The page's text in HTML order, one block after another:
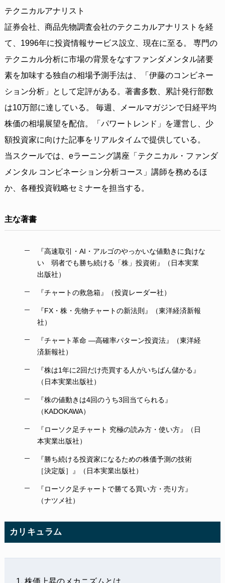
テクニカルアナリスト
証券会社、商品先物調査会社のテクニカルアナリストを経
て、1996年に投資情報サービス設立、現在に至る。 専門の
テクニカル分析に市場の背景をなすファンダメンタル諸要
素を加味する独自の相場予測手法は、「伊藤のコンビネー
ション分析」として定評がある。著書多数、累計発行部数
は10万部に達している。 毎週、メールマガジンで日経平均
株価の相場展望を配信。「パワートレンド」を運営し、少
額投資家に向けた記事をリアルタイムで提供している。
当スクールでは、eラーニング講座「テクニカル・ファンダ
メンタル コンビネーション分析コース」講師を務めるほ
か、各種投資戦略セミナーを担当する。
主な著書
『高速取引・AI・アルゴのやっかいな値動きに負けな
い 弱者でも勝ち続ける「株」投資術』（日本実業
出版社）
『チャートの救急箱』（投資レーダー社）
『FX・株・先物チャートの新法則』（東洋経済新報
社）
『チャート革命 ―高確率パターン投資法』（東洋経
済新報社）
『株は1年に2回だけ売買する人がいちばん儲かる』
（日本実業出版社）
『株の値動きは4回のうち3回当てられる』
（KADOKAWA）
『ローソク足チャート 究極の読み方・使い方』（日
本実業出版社）
『勝ち続ける投資家になるための株価予測の技術
［決定版］』（日本実業出版社）
『ローソク足チャートで勝てる買い方・売り方』
（ナツメ社）
カリキュラム